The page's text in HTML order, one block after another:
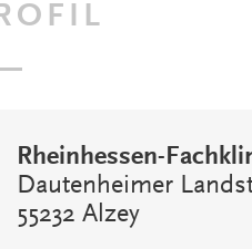
Rheinhessen-
Dautenheimer
55232 Alzey